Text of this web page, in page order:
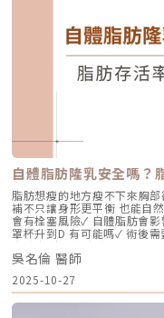
像支撐鋼筋的「橡皮筋」，
速度就會大幅下降。當彈力
細紋、毛孔粗大、甚至是難
充型」，主要目的是增加體
面部僵硬或「醫美臉」。而
行「修復與重塑」，讓皮膚
的科學核心：NAHYCO™ 專
藥集團。身為專業醫師，我
Profhilo 之所以能在國際醫
NAHYCO™ 專利熱融合技術
般玻尿酸為了維持在體內的時
這在合法範圍內是安全的，
存在延遲性發炎的風險。
高分子與低分子玻尿酸產生
具備極高的「生物相容性」
尿酸的「黃金比例」Profhilo
（64mg/2ml），它結合了：
支撐與深層鎖水，改善鬆弛
分子，直接活化真皮層內的
種「1+1 > 2」的協同作用，
樣迅速擴散，全面性地改善
電波」的逆齡關鍵在辰美學
肌膚施加了一種「啟動指令
制」： 活化 3 種關鍵細胞： 纖維母細胞：這是皮膚的「膠原工廠」。 角質
自體脂肪隆乳安全嗎？
脂肪想瘦的地方瘦不下來胸
補不只讓身形更平衡 也能自
會有栓塞風險✓ 自體脂肪會
罩杯升到D 有可能嗎✓ 術後
脂肪 打造柔軟真實的胸型適
依據重點摘要：0:00 #她說他
一樣？1:02 關於手術安全性
會一樣嗎？3:16 關於抽脂安
膠隆乳相關影片：• 罩杯升
女乳好尷尬，胸部困擾的隱
吳名倫 醫師
2025-10-27